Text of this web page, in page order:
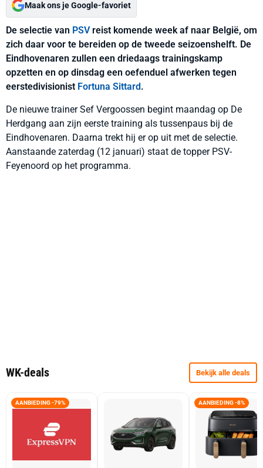
Maak ons je Google-favoriet
De selectie van PSVreist komende week af naar België, om
zich daar voor te bereiden op de tweede seizoenshelft. De
Eindhovenaren zullen een driedaags trainingskamp
opzetten en op dinsdag een oefenduel afwerken tegen
eerstedivisionist Fortuna Sittard.
De nieuwe trainer Sef Vergoossen begint maandag op De
Herdgang aan zijn eerste training als tussenpaus bij de
Eindhovenaren. Daarna trekt hij er op uit met de selectie.
Aanstaande zaterdag (12 januari) staat de topper PSV-
Feyenoord op het programma.
WK-deals Bekijk alle deals
AANBIEDING -79% AANBIEDING -8%